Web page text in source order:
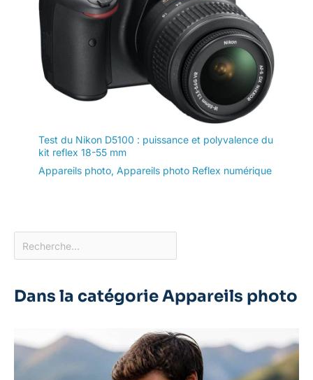
Test du Nikon D5100 : puissance et polyvalence du
kit reflex 18-55 mm
Appareils photo, Appareils photo Reflex numérique
Dans la catégorie Appareils photo